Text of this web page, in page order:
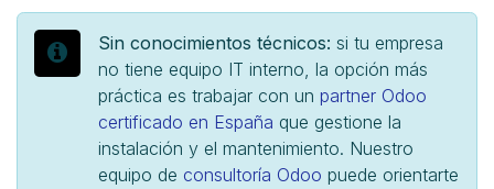
Sin conocimientos técnicos: si tu empresa
no tiene equipo IT interno, la opción más
práctica es trabajar con unpartner Odoo
certificado en España que gestione la
instalación y el mantenimiento. Nuestro
equipo de consultoría Odoo puede orientarte